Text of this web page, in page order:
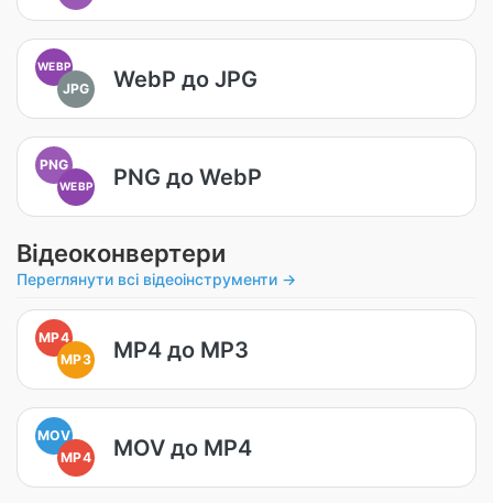
WEBP
JPG WebP до JPG
PNG
WEBP PNG до WebP
Відеоконвертери
Переглянути всі відеоінструменти →
MP4
MP3
MP4 до MP3
MOV
MP4
MOV до MP4